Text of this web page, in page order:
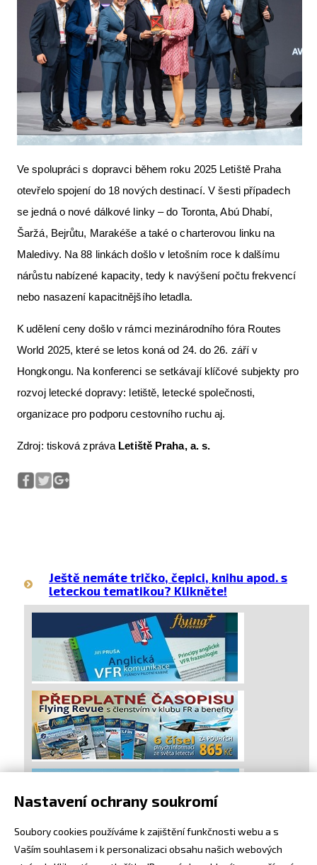
Ve spolupráci s dopravci během roku 2025 Letiště Praha
otevřelo spojení do 18 nových destinací. V šesti případech
se jedná o nové dálkové linky – do Toronta, Abú Dhabí,
Šaržá, Bejrůtu, Marakéše a také o charterovou linku na
Maledivy. Na 88 linkách došlo v letošním roce k dalšímu
nárůstu nabízené kapacity, tedy k navýšení počtu frekvencí
nebo nasazení kapacitnějšího letadla.
K udělení ceny došlo v rámci mezinárodního fóra Routes
World 2025, které se letos koná od 24. do 26. září v
Hongkongu. Na konferenci se setkávají klíčové subjekty pro
rozvoj letecké dopravy: letiště, letecké společnosti,
organizace pro podporu cestovního ruchu aj.
Zdroj: tisková zpráva Letiště Praha, a. s.
Ještě nemáte tričko, čepici, knihu apod. s
leteckou tematikou? Klikněte!
Nastavení ochrany soukromí
Soubory cookies používáme k zajištění funkčnosti webu a s
Vaším souhlasem i k personalizaci obsahu našich webových